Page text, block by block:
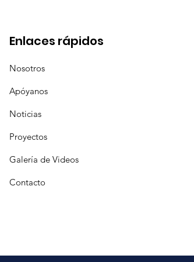
Enlaces rápidos
Nosotros
Apóyanos
Noticias
Proyectos
Galería de Videos
Contacto